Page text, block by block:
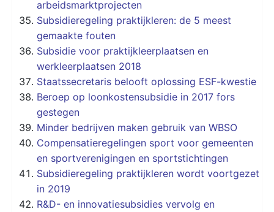
arbeidsmarktprojecten
Subsidieregeling praktijkleren: de 5 meest
gemaakte fouten
Subsidie voor praktijkleerplaatsen en
werkleerplaatsen 2018
Staatssecretaris belooft oplossing ESF-kwestie
Beroep op loonkostensubsidie in 2017 fors
gestegen
Minder bedrijven maken gebruik van WBSO
Compensatieregelingen sport voor gemeenten
en sportverenigingen en sportstichtingen
Subsidieregeling praktijkleren wordt voortgezet
in 2019
R&D- en innovatiesubsidies vervolg en